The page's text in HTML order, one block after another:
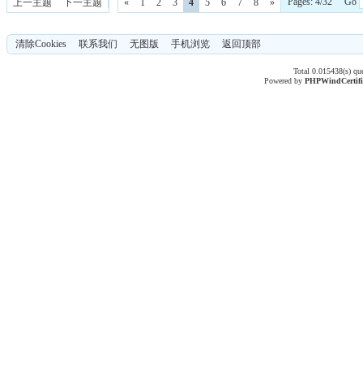
上一主题 下一主题 « 1 2 3 4 5 6 7 8 »
清除Cookies 联系我们 无图版 手机浏览 返回顶部
Total 0.015438(s)
Powered byPHPWind